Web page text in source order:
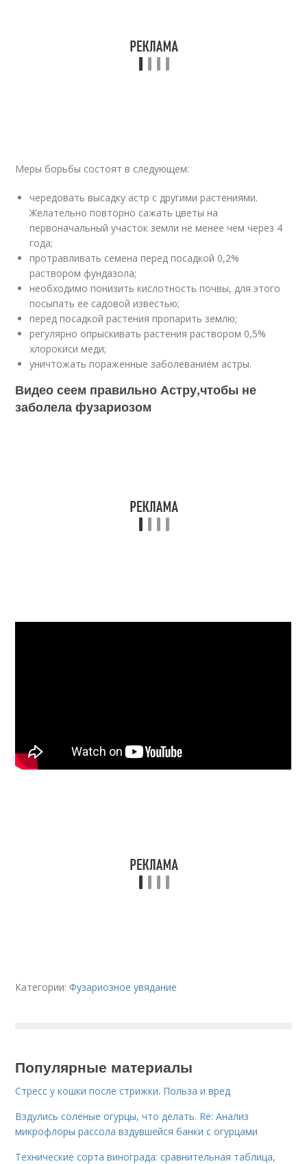
Меры борьбы состоят в следующем:
чередовать высадку астр с другими растениями.
Желательно повторно сажать цветы на
первоначальный участок земли не менее чем через 4
года;
протравливать семена перед посадкой 0,2%
раствором фундазола;
необходимо понизить кислотность почвы, для этого
посыпать ее садовой известью;
перед посадкой растения пропарить землю;
регулярно опрыскивать растения раствором 0,5%
хлорокиси меди;
уничтожать пораженные заболеванием астры.
Видео сеем правильно Астру,чтобы не
заболела фузариозом
Категории:Фузариозное увядание
Популярные материалы
Стресс у кошки после стрижки. Польза и вред
Вздулись соленые огурцы, что делать. Re: Анализ
микрофлоры рассола вздувшейся банки с огурцами
Технические сорта винограда: сравнительная таблица,